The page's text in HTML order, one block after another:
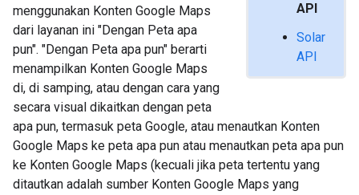
API
Solar
API
menggunakan Konten Google Maps
dari layanan ini "Dengan Peta apa
pun". "Dengan Peta apa pun" berarti
menampilkan Konten Google Maps
di, di samping, atau dengan cara yang
secara visual dikaitkan dengan peta
apa pun, termasuk peta Google, atau menautkan Konten
Google Maps ke peta apa pun atau menautkan peta apa pun
ke Konten Google Maps (kecuali jika peta tertentu yang
ditautkan adalah sumber Konten Google Maps yang